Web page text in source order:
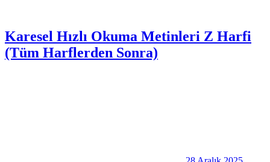
Karesel Hızlı Okuma Metinleri Z Harfi
(Tüm Harflerden Sonra)